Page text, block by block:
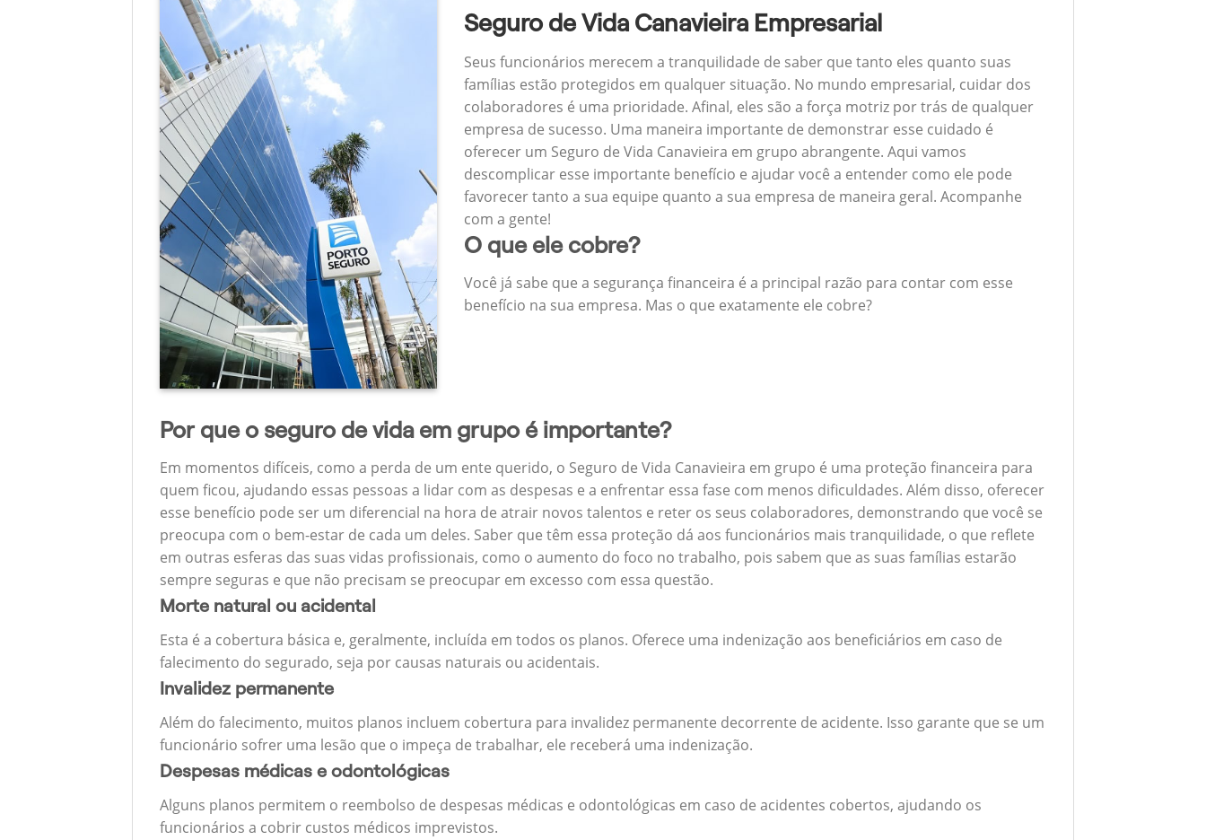
Seguro de Vida Canavieira Empresarial
Seus funcionários merecem a tranquilidade de saber que tanto eles quanto suas
famílias estão protegidos em qualquer situação. No mundo empresarial, cuidar dos
colaboradores é uma prioridade. Afinal, eles são a força motriz por trás de qualquer
empresa de sucesso. Uma maneira importante de demonstrar esse cuidado é
oferecer um Seguro de Vida Canavieira em grupo abrangente. Aqui vamos
descomplicar esse importante benefício e ajudar você a entender como ele pode
favorecer tanto a sua equipe quanto a sua empresa de maneira geral. Acompanhe
com a gente!
O que ele cobre?
Você já sabe que a segurança financeira é a principal razão para contar com esse
benefício na sua empresa. Mas o que exatamente ele cobre?
Por que o seguro de vida em grupo é importante?
Em momentos difíceis, como a perda de um ente querido, o Seguro de Vida Canavieira em grupo é uma proteção financeira para
quem ficou, ajudando essas pessoas a lidar com as despesas e a enfrentar essa fase com menos dificuldades. Além disso, oferecer
esse benefício pode ser um diferencial na hora de atrair novos talentos e reter os seus colaboradores, demonstrando que você se
preocupa com o bem-estar de cada um deles. Saber que têm essa proteção dá aos funcionários mais tranquilidade, o que reflete
em outras esferas das suas vidas profissionais, como o aumento do foco no trabalho, pois sabem que as suas famílias estarão
sempre seguras e que não precisam se preocupar em excesso com essa questão.
Morte natural ou acidental
Esta é a cobertura básica e, geralmente, incluída em todos os planos. Oferece uma indenização aos beneficiários em caso de
falecimento do segurado, seja por causas naturais ou acidentais.
Invalidez permanente
Além do falecimento, muitos planos incluem cobertura para invalidez permanente decorrente de acidente. Isso garante que se um
funcionário sofrer uma lesão que o impeça de trabalhar, ele receberá uma indenização.
Despesas médicas e odontológicas
Alguns planos permitem o reembolso de despesas médicas e odontológicas em caso de acidentes cobertos, ajudando os
funcionários a cobrir custos médicos imprevistos.